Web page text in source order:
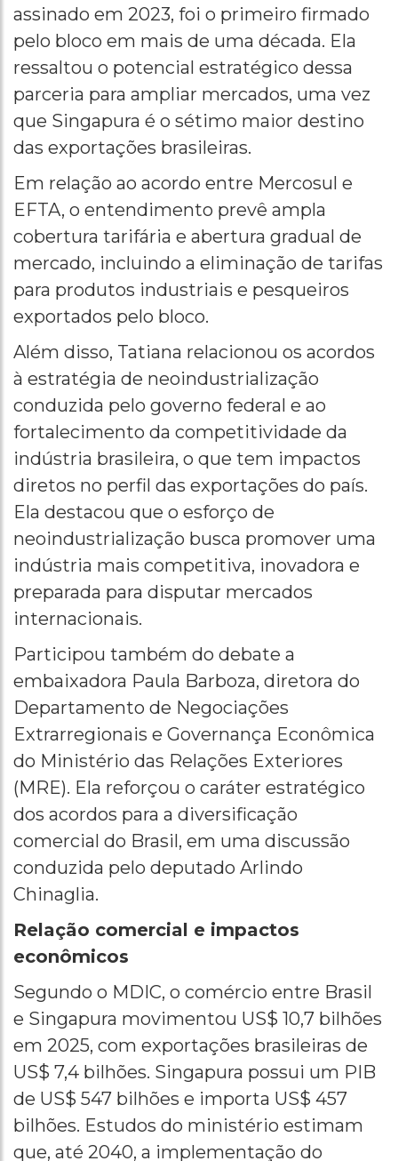
assinado em 2023, foi o primeiro firmado
pelo bloco em mais de uma década. Ela
ressaltou o potencial estratégico dessa
parceria para ampliar mercados, uma vez
que Singapura é o sétimo maior destino
das exportações brasileiras.
Em relação ao acordo entre Mercosul e
EFTA, o entendimento prevê ampla
cobertura tarifária e abertura gradual de
mercado, incluindo a eliminação de tarifas
para produtos industriais e pesqueiros
exportados pelo bloco.
Além disso, Tatiana relacionou os acordos
à estratégia de neoindustrialização
conduzida pelo governo federal e ao
fortalecimento da competitividade da
indústria brasileira, o que tem impactos
diretos no perfil das exportações do país.
Ela destacou que o esforço de
neoindustrialização busca promover uma
indústria mais competitiva, inovadora e
preparada para disputar mercados
internacionais.
Participou também do debate a
embaixadora Paula Barboza, diretora do
Departamento de Negociações
Extrarregionais e Governança Econômica
do Ministério das Relações Exteriores
(MRE). Ela reforçou o caráter estratégico
dos acordos para a diversificação
comercial do Brasil, em uma discussão
conduzida pelo deputado Arlindo
Chinaglia.
Relação comercial e impactos
econômicos
Segundo o MDIC, o comércio entre Brasil
e Singapura movimentou US$ 10,7 bilhões
em 2025, com exportações brasileiras de
US$ 7,4 bilhões. Singapura possui um PIB
de US$ 547 bilhões e importa US$ 457
bilhões. Estudos do ministério estimam
que, até 2040, a implementação do